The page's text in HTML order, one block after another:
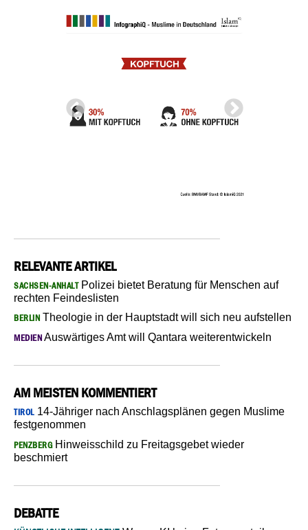
RELEVANTE ARTIKEL
SACHSEN-ANHALTPolizei bietet Beratung für Menschen auf
rechten Feindeslisten
BERLIN Theologie in der Hauptstadt will sich neu aufstellen
MEDIEN Auswärtiges Amt will Qantara weiterentwickeln
AM MEISTEN KOMMENTIERT
TIROL14-Jähriger nach Anschlagsplänen gegen Muslime
festgenommen
PENZBERGHinweisschild zu Freitagsgebet wieder
beschmiert
DEBATTE